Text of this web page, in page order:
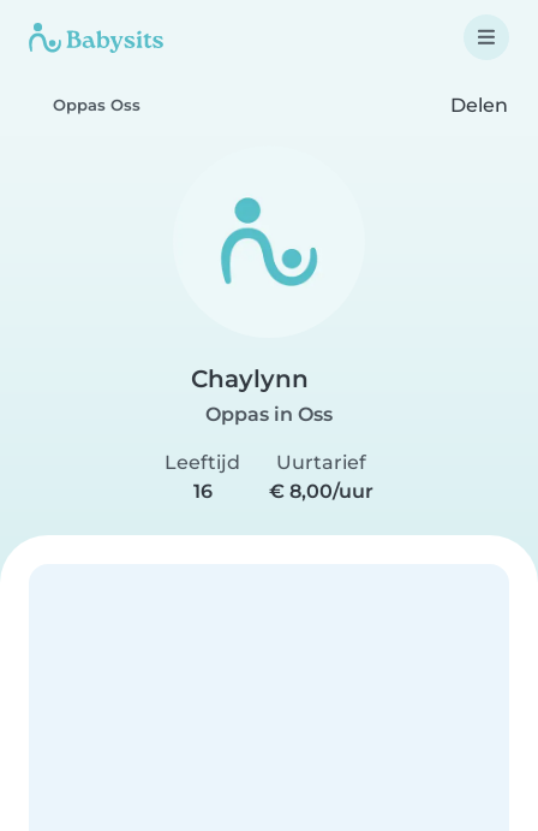
Oppas Oss Delen
Chaylynn
Oppas in Oss
Leeftijd
16
Uurtarief
€ 8,00/uur